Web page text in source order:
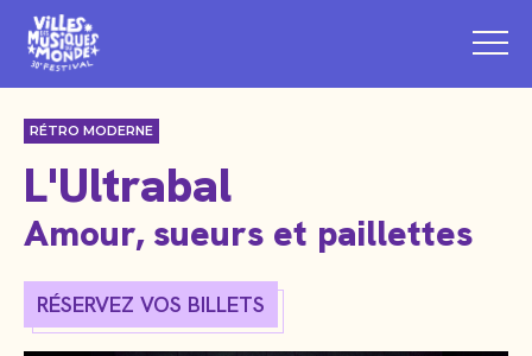
RÉTRO MODERNE
L'Ultrabal
Amour, sueurs et paillettes
RÉSERVEZ VOS BILLETS